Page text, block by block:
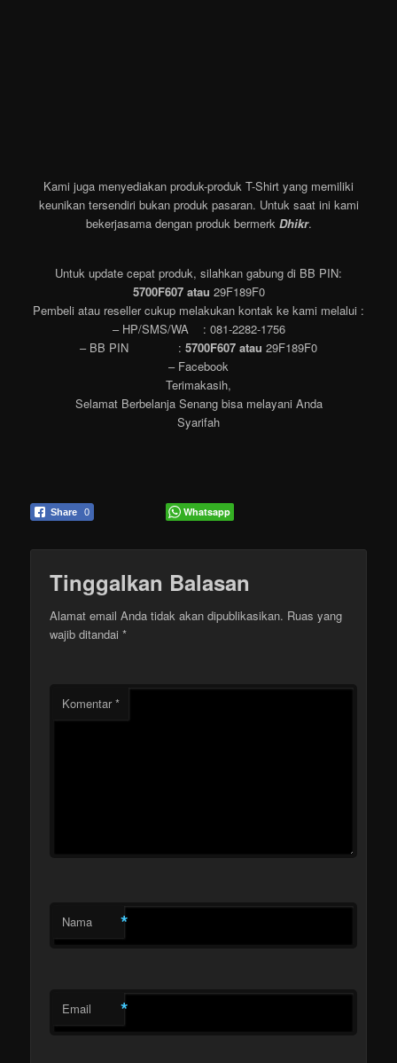
Kami juga menyediakan produk-produk T-Shirt yang memiliki
keunikan tersendiri bukan produk pasaran. Untuk saat ini kami
bekerjasama dengan produk bermerk Dhikr.
Untuk update cepat produk, silahkan gabung di BB PIN:
5700F607 atau 29F189F0
Pembeli atau reseller cukup melakukan kontak ke kami melalui :
– HP/SMS/WA : 081-2282-1756
– BB PIN : 5700F607 atau 29F189F0
– Facebook
Terimakasih,
Selamat Berbelanja Senang bisa melayani Anda
Syarifah
Share 0 Whatsapp
Tinggalkan Balasan
Alamat email Anda tidak akan dipublikasikan. Ruas yang
wajib ditandai*
Komentar*
Nama *
Email *